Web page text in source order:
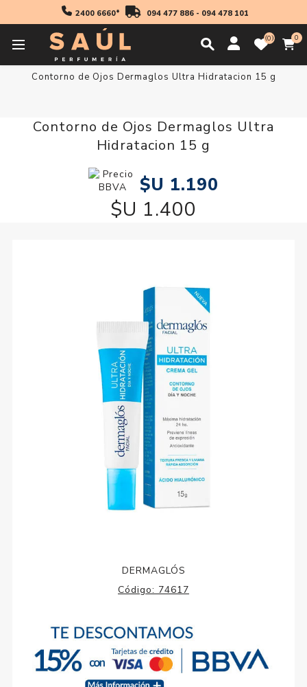
2400 6660* 094 477 886- 094 478 101
0 0
Cosmetica
Contorno de Ojos Dermaglos Ultra Hidratacion 15 g
Contorno de Ojos Dermaglos Ultra
Hidratacion 15 g
$U 1.190
$U 1.400
DERMAGLÓS
Código: 74617